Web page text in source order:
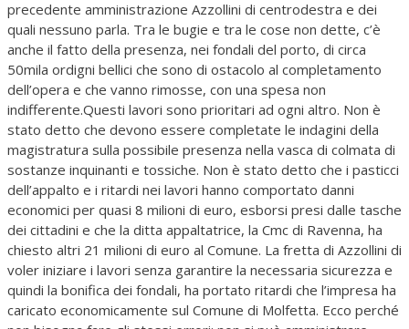
precedente amministrazione Azzollini di centrodestra e dei
quali nessuno parla. Tra le bugie e tra le cose non dette, c’è
anche il fatto della presenza, nei fondali del porto, di circa
50mila ordigni bellici che sono di ostacolo al completamento
dell’opera e che vanno rimosse, con una spesa non
indifferente.Questi lavori sono prioritari ad ogni altro. Non è
stato detto che devono essere completate le indagini della
magistratura sulla possibile presenza nella vasca di colmata di
sostanze inquinanti e tossiche. Non è stato detto che i pasticci
dell’appalto e i ritardi nei lavori hanno comportato danni
economici per quasi 8 milioni di euro, esborsi presi dalle tasche
dei cittadini e che la ditta appaltatrice, la Cmc di Ravenna, ha
chiesto altri 21 milioni di euro al Comune. La fretta di Azzollini di
voler iniziare i lavori senza garantire la necessaria sicurezza e
quindi la bonifica dei fondali, ha portato ritardi che l’impresa ha
caricato economicamente sul Comune di Molfetta. Ecco perché